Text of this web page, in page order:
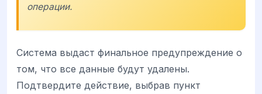
операции.
Система выдаст финальное предупреждение о
том, что все данные будут удалены.
Подтвердите действие, выбрав пункт